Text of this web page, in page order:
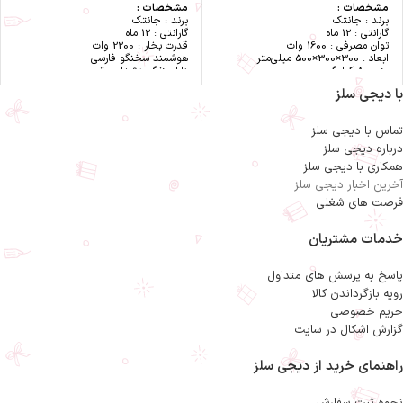
مشخصات :
برند : جانتک
گارانتی : 12 ماه
توان مصرفی : 1600 وات
ابعاد : 300×300×500 میلی‌متر
وزن : 8 کیلوگرم
نوع اتو : بخار
جنس کف : فلز
تنظیم میزان بخاردهی : دارد
سیستم قطع خودکار : دارد
مخزن آب : دارد
اسپری آب : دارد
ولتاژ ورودی برق : 220 ولت
سیستم بخاراتوماتیک : دارد
ترموستات قابل تنظیم : دارد
نمایشگرتنظیم دیجیتال : دارد
مخزن آب همراه بانشانگرسطح آب : دارد
مشخصات :
برند : جانتک
گارانتی : 12 ماه
قدرت بخار : 2200 وات
هوشمند سخنگو فارسی
دارای زنگ هشدارصوتی
خروجی بخار : 120 گرم بر دقیقه
حجم مخزن آب : 800 سی سی
اندازه طول صفحه : 32 اینچ (صفحه بالا
با دیجی سلز
تماس با دیجی سلز
درباره دیجی سلز
همکاری با دیجی سلز
آخرین اخبار دیجی سلز
فرصت های شغلی
خدمات مشتریان
پاسخ به پرسش های متداول
رویه بازگرداندن کالا
حریم خصوصی
گزارش اشکال در سایت
راهنمای خرید از دیجی سلز